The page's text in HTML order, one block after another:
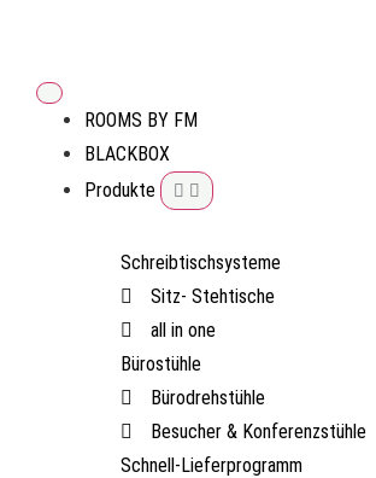
ROOMS BY FM
BLACKBOX
Produkte
Schreibtischsysteme
Sitz- Stehtische
all in one
Bürostühle
Bürodrehstühle
Besucher & Konferenzstühle
Schnell-Lieferprogramm